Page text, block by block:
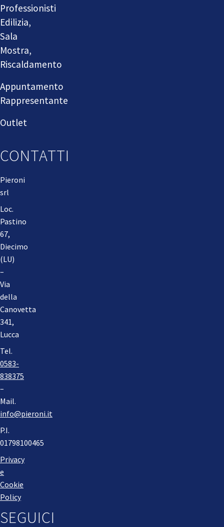
Professionisti
Edilizia,
Sala
Mostra,
Riscaldamento
Appuntamento
Rappresentante
Outlet
CONTATTI
Pieroni
srl
Loc.
Pastino
67,
Diecimo
(LU)
–
Via
della
Canovetta
341,
Lucca
Tel.
0583-
838375
–
Mail.
info@pieroni.it
P.I.
01798100465
Privacy
e
Cookie
Policy
SEGUICI